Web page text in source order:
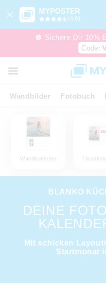
MYPOSTER
(4,6)
🪩 Sichere Dir 10%
Code:
Wandbilder Fotobuch
Wandkalender
BLANKO
DEINE
Mit schicken
Startmonat